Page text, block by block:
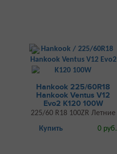
Hankook 225/60R18
Hankook Ventus V12
Evo2 K120 100W
225/60 R18 100ZR Летние
Купить
0 руб.